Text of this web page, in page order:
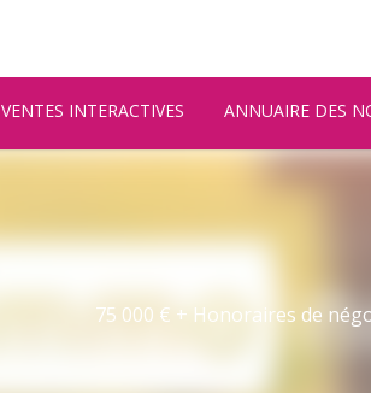
VENTES INTERACTIVES ANNUAIRE DES
75 000 € + Honoraires de